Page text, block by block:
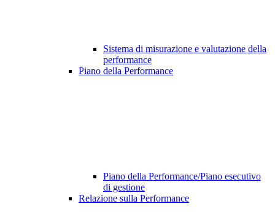
Sistema di misurazione e valutazione della
performance
Piano della Performance
Piano della Performance/Piano esecutivo
di gestione
Relazione sulla Performance